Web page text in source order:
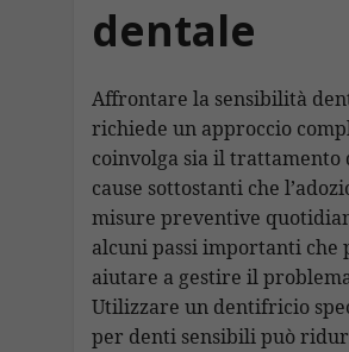
dentale
Affrontare la sensibilità
richiede un approccio
coinvolga sia il trattamento
cause sottostanti che
misure preventive
alcuni passi importanti che
aiutare a gestire il
Utilizzare un dentifricio
per denti sensibili può